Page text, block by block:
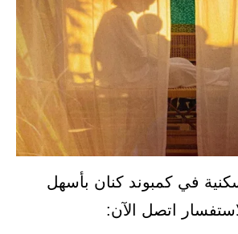
في كمبوند كنان بأسهل
اتصل الآن: